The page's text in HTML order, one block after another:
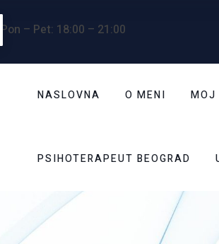
: Pon – Pet: 18:00 – 21:00
NASLOVNA O MENI MOJ
PSIHOTERAPEUT BEOGRAD